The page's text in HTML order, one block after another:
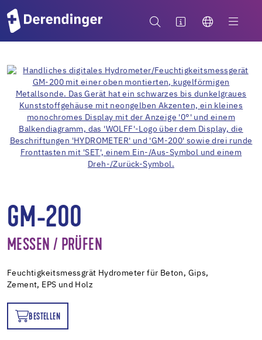
GM-200
MESSEN / PRÜFEN
Feuchtigkeitsmessgrät Hydrometer für Beton, Gips,
Zement, EPS und Holz
BESTELLEN